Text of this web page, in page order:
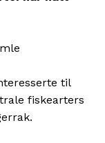
til
fiskearters